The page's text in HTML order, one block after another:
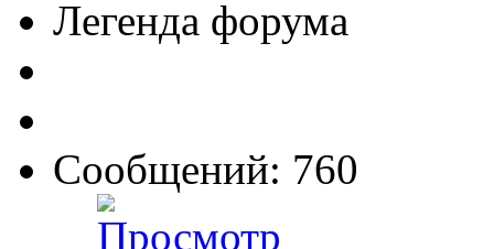
Легенда форума
Сообщений: 760